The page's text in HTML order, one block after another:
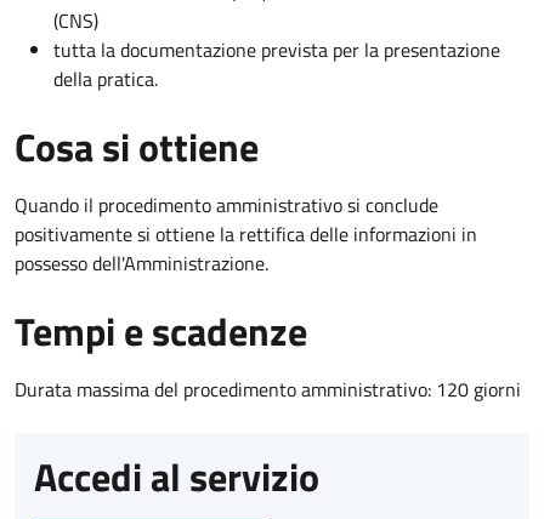
(CNS)
tutta la documentazione prevista per la presentazione
della pratica.
Cosa si ottiene
Quando il procedimento amministrativo si conclude
positivamente si ottiene la rettifica delle informazioni in
possesso dell'Amministrazione.
Tempi e scadenze
Durata massima del procedimento amministrativo: 120 giorni
Accedi al servizio